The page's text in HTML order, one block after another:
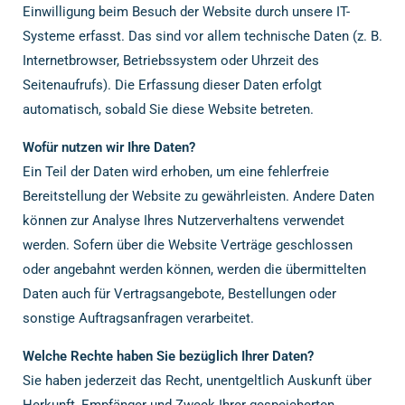
Einwilligung beim Besuch der Website durch unsere IT-
Systeme erfasst. Das sind vor allem technische Daten (z. B.
Internetbrowser, Betriebssystem oder Uhrzeit des
Seitenaufrufs). Die Erfassung dieser Daten erfolgt
automatisch, sobald Sie diese Website betreten.
Wofür nutzen wir Ihre Daten?
Ein Teil der Daten wird erhoben, um eine fehlerfreie
Bereitstellung der Website zu gewährleisten. Andere Daten
können zur Analyse Ihres Nutzerverhaltens verwendet
werden. Sofern über die Website Verträge geschlossen
oder angebahnt werden können, werden die übermittelten
Daten auch für Vertragsangebote, Bestellungen oder
sonstige Auftragsanfragen verarbeitet.
Welche Rechte haben Sie bezüglich Ihrer Daten?
Sie haben jederzeit das Recht, unentgeltlich Auskunft über